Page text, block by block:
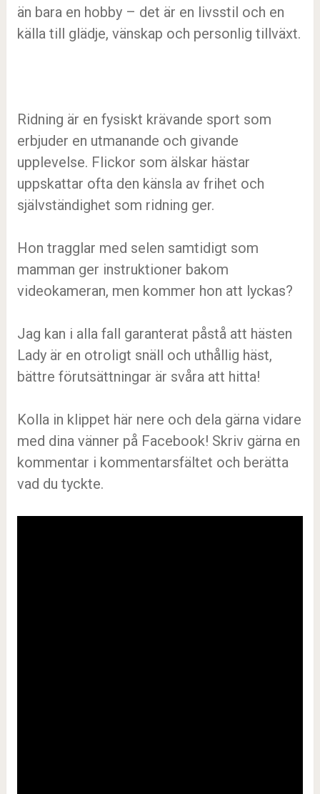
än bara en hobby – det är en livsstil och en
källa till glädje, vänskap och personlig tillväxt.
Ridning är en fysiskt krävande sport som
erbjuder en utmanande och givande
upplevelse. Flickor som älskar hästar
uppskattar ofta den känsla av frihet och
självständighet som ridning ger.
Hon tragglar med selen samtidigt som
mamman ger instruktioner bakom
videokameran, men kommer hon att lyckas?
Jag kan i alla fall garanterat påstå att hästen
Lady är en otroligt snäll och uthållig häst,
bättre förutsättningar är svåra att hitta!
Kolla in klippet här nere och dela gärna vidare
med dina vänner på Facebook! Skriv gärna en
kommentar i kommentarsfältet och berätta
vad du tyckte.